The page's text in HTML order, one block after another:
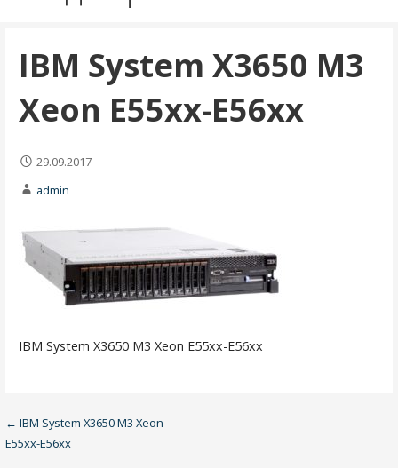
IBM System X3650 M3
Xeon E55xx-E56xx
29.09.2017
admin
IBM System X3650 M3 Xeon E55xx-E56xx
Н
← IBM System X3650 M3 Xeon
E55xx-E56xx